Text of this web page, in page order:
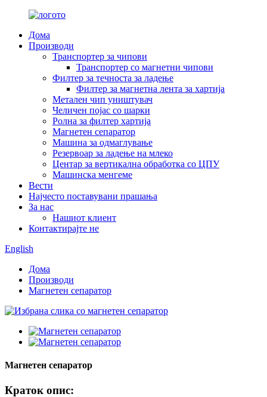
Дома
Производи
Транспортер за чипови
Транспортер со магнетни чипови
Филтер за течноста за ладење
Филтер за магнетна лента за хартија
Метален чип уништувач
Челичен појас со шарки
Ролна за филтер хартија
Магнетен сепаратор
Машина за одмаглување
Резервоар за ладење на млеко
Центар за вертикална обработка со ЦПУ
Машинска менгеме
Вести
Најчесто поставувани прашања
За нас
Нашиот клиент
Контактирајте не
English
Дома
Производи
Магнетен сепаратор
Магнетен сепаратор
Краток опис: